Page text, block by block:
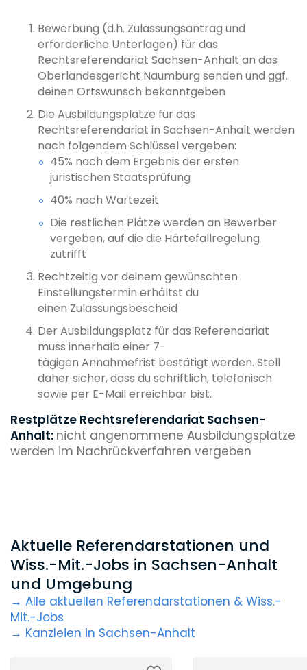
Bewerbung (d.h. Zulassungsantrag und
erforderliche Unterlagen) für das
Rechtsreferendariat Sachsen-Anhalt an das
Oberlandesgericht Naumburg senden und ggf.
deinen Ortswunsch bekanntgeben
Die Ausbildungsplätze für das
Rechtsreferendariat in Sachsen-Anhalt werden
nach folgendem Schlüssel vergeben:
45% nach dem Ergebnis der ersten
juristischen Staatsprüfung
40% nach Wartezeit
Die restlichen Plätze werden an Bewerber
vergeben, auf die die Härtefallregelung
zutrifft
Rechtzeitig vor deinem gewünschten
Einstellungstermin erhältst du
einen Zulassungsbescheid
Der Ausbildungsplatz für das Referendariat
muss innerhalb einer 7-
tägigen Annahmefrist bestätigt werden. Stell
daher sicher, dass du schriftlich, telefonisch
sowie per E-Mail erreichbar bist.
Restplätze Rechtsreferendariat Sachsen-
Anhalt: nicht angenommene Ausbildungsplätze
werden im Nachrückverfahren vergeben
Aktuelle Referendarstationen und
Wiss.-Mit.-Jobs in Sachsen-Anhalt
und Umgebung
→ Alle aktuellen Referendarstationen & Wiss.-
Mit.-Jobs
→ Kanzleien in Sachsen-Anhalt